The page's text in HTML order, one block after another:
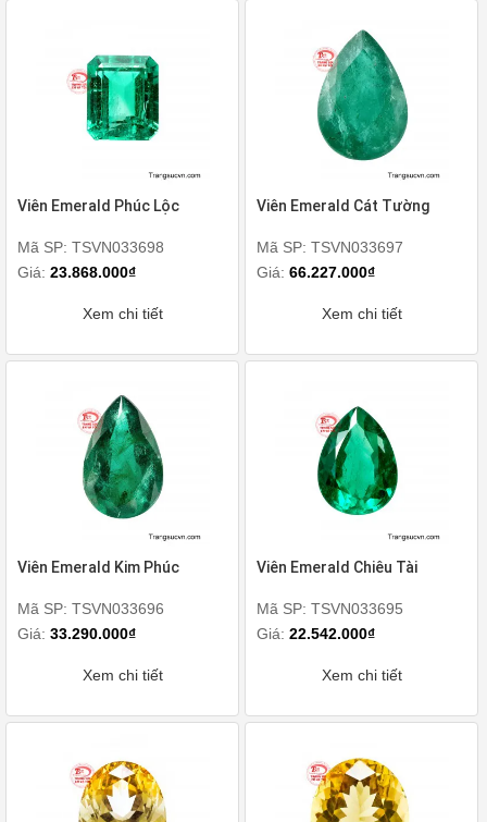
Viên Emerald Phúc Lộc
Mã SP: TSVN033698
Giá: 23.868.000₫
Xem chi tiết
Viên Emerald Cát Tường
Mã SP: TSVN033697
Giá:66.227.000₫
Xem chi tiết
Viên Emerald Kim Phúc
Mã SP: TSVN033696
Giá: 33.290.000₫
Xem chi tiết
Viên Emerald Chiêu Tài
Mã SP: TSVN033695
Giá:22.542.000₫
Xem chi tiết